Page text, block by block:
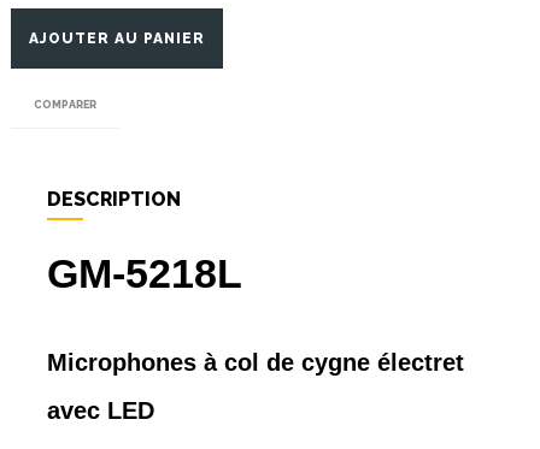
AJOUTER AU PANIER
COMPARER
DESCRIPTION
GM-5218L
Microphones à col de cygne électret
avec LED